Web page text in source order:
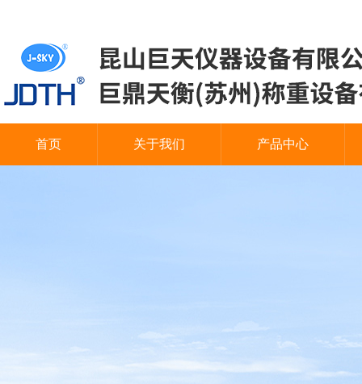
首页 关于我们 产品中心